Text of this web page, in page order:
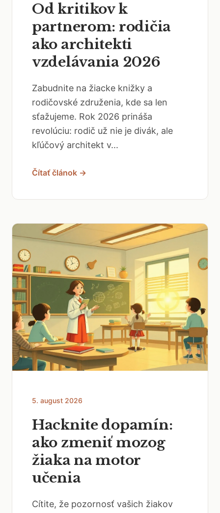
Od kritikov k
partnerom: rodičia
ako architekti
vzdelávania 2026
Zabudnite na žiacke knižky a
rodičovské združenia, kde sa len
sťažujeme. Rok 2026 prináša
revolúciu: rodič už nie je divák, ale
kľúčový architekt v...
Čítať článok →
5. august 2026
Hacknite dopamín:
ako zmeniť mozog
žiaka na motor
učenia
Cítite, že pozornosť vašich žiakov